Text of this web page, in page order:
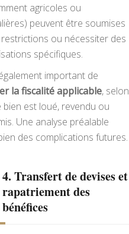
agricoles ou
peuvent être soumises
ou nécessiter des
spécifiques.
important de
la fiscalité applicable, selon
bien est loué, revendu ou
Une analyse préalable
des complications futures.
4. Transfert de devises et
rapatriement des
bénéfices